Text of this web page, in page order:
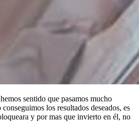
sentido que pasamos mucho
los resultados deseados, es
y por mas que invierto en él, no